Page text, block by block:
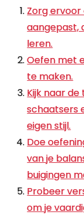
Zorg ervoor
aangepast,
leren.
Oefen met
te maken.
Kijk naar
schaatsers
eigen stijl.
Doe
van je
buigingen
Probeer
om je